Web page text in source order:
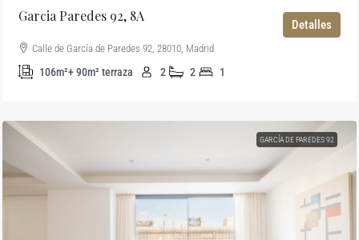
Garcia Paredes 92, 8A
Calle de García de Paredes 92, 28010, Madrid
1
2
2
106m²+ 90m² terraza
Detalles
GARCÍA DE PAREDES 92